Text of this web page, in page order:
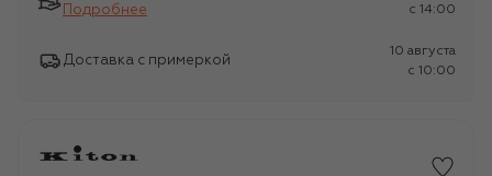
Подробнее
c 14:00
Доставка с примеркой
10 августа
c 10:00